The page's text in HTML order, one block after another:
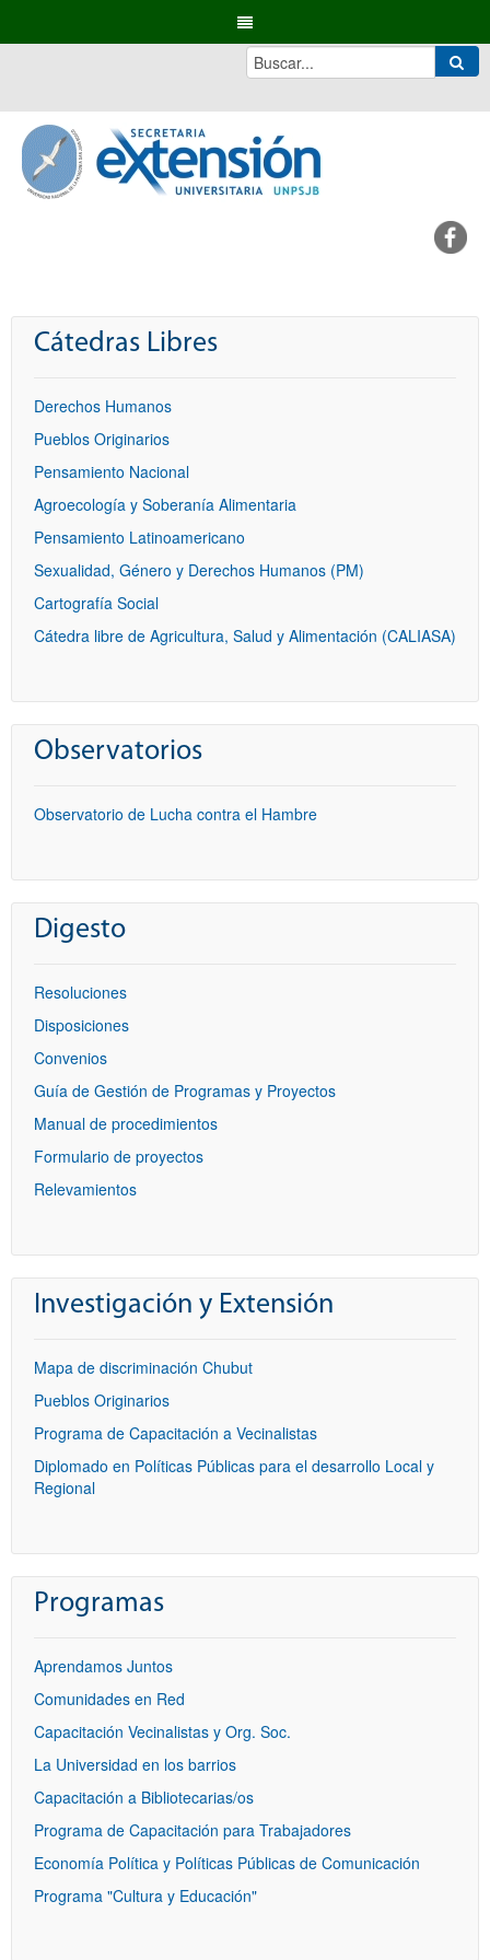
Cátedras Libres
Derechos Humanos
Pueblos Originarios
Pensamiento Nacional
Agroecología y Soberanía Alimentaria
Pensamiento Latinoamericano
Sexualidad, Género y Derechos Humanos (PM)
Cartografía Social
Cátedra libre de Agricultura, Salud y Alimentación (CALIASA)
Observatorios
Observatorio de Lucha contra el Hambre
Digesto
Resoluciones
Disposiciones
Convenios
Guía de Gestión de Programas y Proyectos
Manual de procedimientos
Formulario de proyectos
Relevamientos
Investigación y Extensión
Mapa de discriminación Chubut
Pueblos Originarios
Programa de Capacitación a Vecinalistas
Diplomado en Políticas Públicas para el desarrollo Local y
Regional
Programas
Aprendamos Juntos
Comunidades en Red
Capacitación Vecinalistas y Org. Soc.
La Universidad en los barrios
Capacitación a Bibliotecarias/os
Programa de Capacitación para Trabajadores
Economía Política y Políticas Públicas de Comunicación
Programa "Cultura y Educación"